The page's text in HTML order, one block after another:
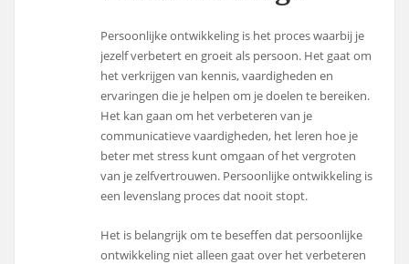
Persoonlijke ontwikkeling is het proces waarbij je
jezelf verbetert en groeit als persoon. Het gaat om
het verkrijgen van kennis, vaardigheden en
ervaringen die je helpen om je doelen te bereiken.
Het kan gaan om het verbeteren van je
communicatieve vaardigheden, het leren hoe je
beter met stress kunt omgaan of het vergroten
van je zelfvertrouwen. Persoonlijke ontwikkeling is
een levenslang proces dat nooit stopt.
Het is belangrijk om te beseffen dat persoonlijke
ontwikkeling niet alleen gaat over het verbeteren